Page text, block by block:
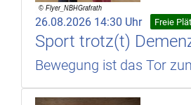
26.08.2026 14:30 Uhr Freie
Sport trotz(t)
Bewegung ist das Tor